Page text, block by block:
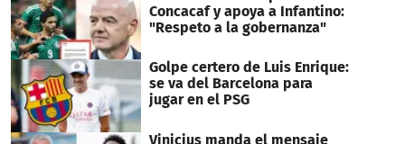
Concacaf y apoya a Infantino:
"Respeto a la gobernanza"
Golpe certero de Luis Enrique:
se va del Barcelona para
jugar en el PSG
Vinicius manda el mensaje